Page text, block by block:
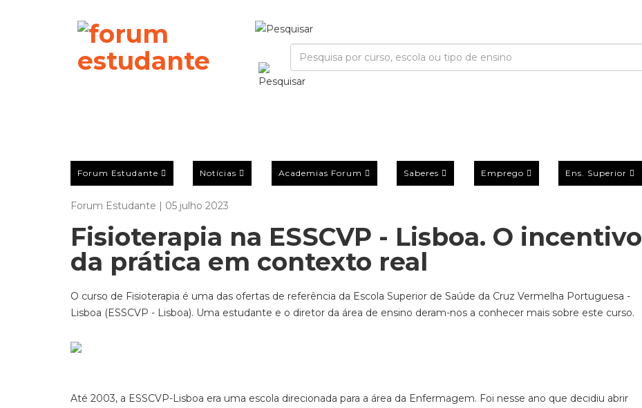
Forum Estudante Notícias Academias Forum Saberes Emprego Ens. Superior
Forum Estudante | 05 julho 2023
Fisioterapia na ESSCVP - Lisboa. O incentivo
da prática em contexto real
O curso de Fisioterapia é uma das ofertas de referência da Escola Superior de Saúde da Cruz Vermelha Portuguesa -
Lisboa (ESSCVP - Lisboa). Uma estudante e o diretor da área de ensino deram-nos a conhecer mais sobre este curso.
Até 2003, a ESSCVP-Lisboa era uma escola direcionada para a área da Enfermagem. Foi nesse ano que decidiu abrir